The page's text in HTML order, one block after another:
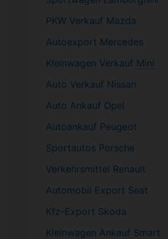
PKW Verkauf Mazda
Autoexport Mercedes
Kleinwagen Verkauf Mini
Auto Verkauf Nissan
Auto Ankauf Opel
Autoankauf Peugeot
Sportautos Porsche
Verkehrsmittel Renault
Automobil Export Seat
Kfz-Export Skoda
Kleinwagen Ankauf Smart